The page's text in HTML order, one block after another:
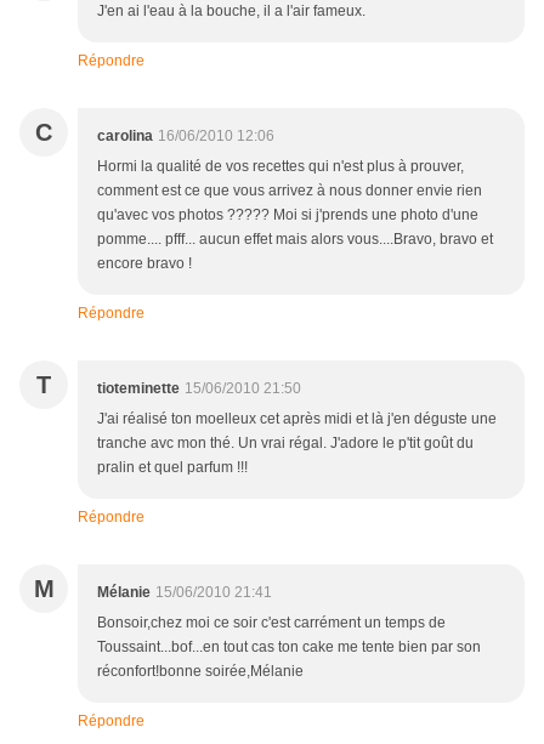
J'en ai l'eau à la bouche, il a l'air fameux.
Répondre
C carolina 16/06/2010 12:06
Hormi la qualité de vos recettes qui n'est plus à prouver,
comment est ce que vous arrivez à nous donner envie rien
qu'avec vos photos ????? Moi si j'prends une photo d'une
pomme.... pfff... aucun effet mais alors vous....Bravo, bravo et
encore bravo !
Répondre
T tioteminette 15/06/2010 21:50
J'ai réalisé ton moelleux cet après midi et là j'en déguste une
tranche avc mon thé. Un vrai régal. J'adore le p'tit goût du
pralin et quel parfum !!!
Répondre
M Mélanie 15/06/2010 21:41
Bonsoir,chez moi ce soir c'est carrément un temps de
Toussaint...bof...en tout cas ton cake me tente bien par son
réconfort!bonne soirée,Mélanie
Répondre